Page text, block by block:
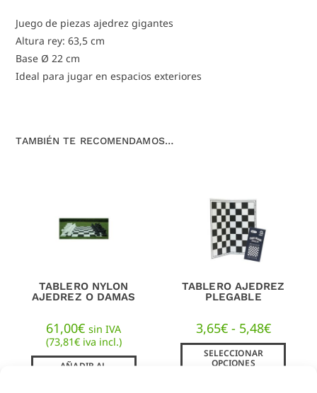
Juego de piezas ajedrez gigantes
Altura rey: 63,5 cm
Base Ø 22 cm
Ideal para jugar en espacios exteriores
TAMBIÉN TE RECOMENDAMOS…
TABLERO NYLON
AJEDREZ O DAMAS
61,00€ sin IVA
(73,81€iva incl.)
AÑADIR AL
TABLERO AJEDREZ
PLEGABLE
3,65€ - 5,48€
SELECCIONAR
OPCIONES